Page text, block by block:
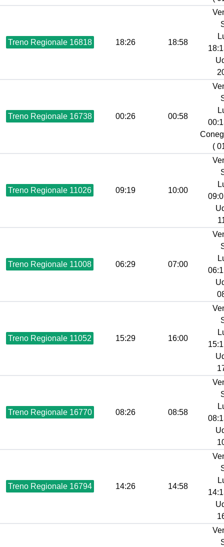
Treno Regionale 16818 18:26 18:58
Treno Regionale 16738 00:26 00:58
(
Treno Regionale 11026 09:19 10:00
Treno Regionale 11008 06:29 07:00
Treno Regionale 11052 15:29 16:00
Treno Regionale 16770 08:26 08:58
Treno Regionale 16794 14:26 14:58